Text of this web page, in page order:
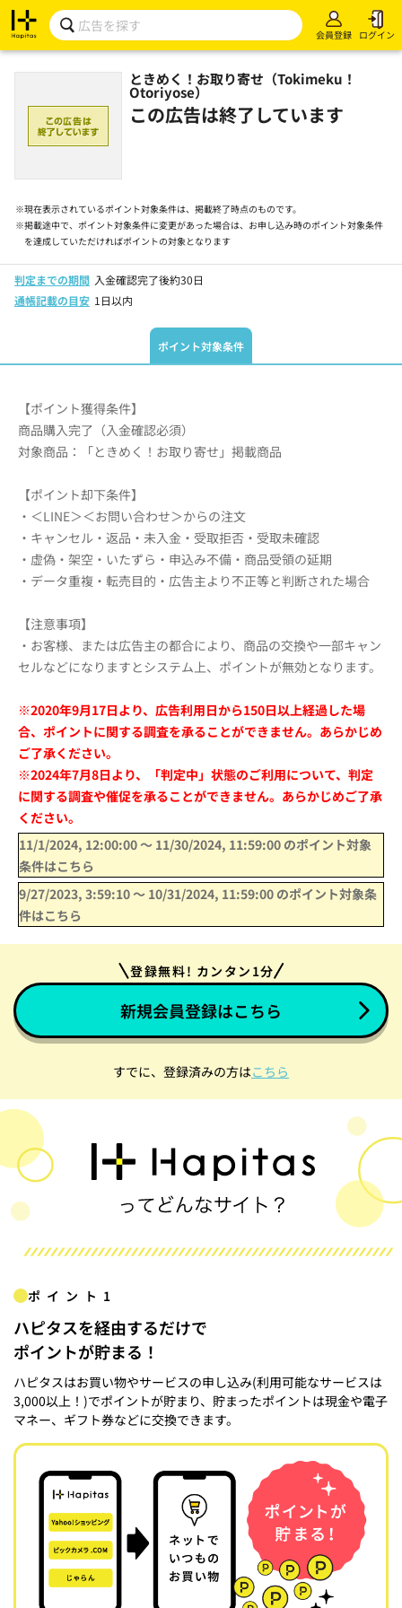
会員登録 ログイン
ときめく！お取り寄せ（Tokimeku！
Otoriyose）
この広告は終了しています
※現在表示されているポイント対象条件は、掲載終了時点のものです。
※掲載途中で、ポイント対象条件に変更があった場合は、お申し込み時のポイント対象条件
を達成していただければポイントの対象となります
判定までの期間 入金確認完了後約30日
通帳記載の目安 1日以内
ポイント対象条件
【ポイント獲得条件】
商品購入完了（入金確認必須）
対象商品：「ときめく！お取り寄せ」掲載商品
【ポイント却下条件】
・＜LINE＞＜お問い合わせ＞からの注文
・キャンセル・返品・未入金・受取拒否・受取未確認
・虚偽・架空・いたずら・申込み不備・商品受領の延期
・データ重複・転売目的・広告主より不正等と判断された場合
【注意事項】
・お客様、または広告主の都合により、商品の交換や一部キャン
セルなどになりますとシステム上、ポイントが無効となります。
※2020年9月17日より、広告利用日から150日以上経過した場
合、ポイントに関する調査を承ることができません。あらかじめ
ご了承ください。
※2024年7月8日より、「判定中」状態のご利用について、判定
に関する調査や催促を承ることができません。あらかじめご了承
ください。
11/1/2024, 12:00:00〜 11/30/2024, 11:59:00 のポイント対象
条件はこちら
9/27/2023, 3:59:10〜 10/31/2024, 11:59:00 のポイント対象条
件はこちら
登録無料! カンタン1分
新規会員登録はこちら
すでに、登録済みの方はこちら
ポイント1
ハピタスを経由するだけで
ポイントが貯まる！
ハピタスはお買い物やサービスの申し込み(利用可能なサービスは
3,000以上！)でポイントが貯まり、貯まったポイントは現金や電子
マネー、ギフト券などに交換できます。